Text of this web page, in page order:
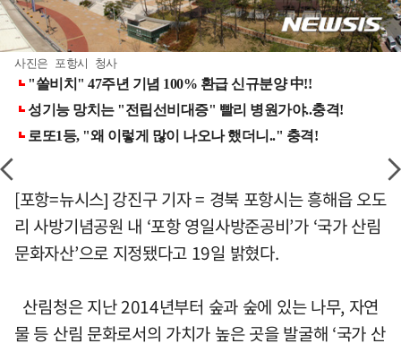
사진은 포항시 청사
[포항=뉴시스] 강진구 기자 = 경북 포항시는 흥해읍 오도
리 사방기념공원 내 ‘포항 영일사방준공비’가 ‘국가 산림
문화자산’으로 지정됐다고 19일 밝혔다.
산림청은 지난 2014년부터 숲과 숲에 있는 나무, 자연
물 등 산림 문화로서의 가치가 높은 곳을 발굴해 ‘국가 산